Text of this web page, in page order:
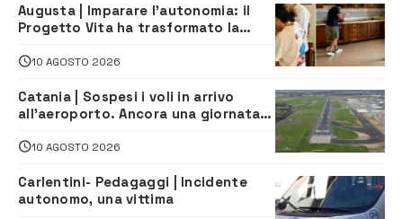
Augusta | Imparare l’autonomia: il
Progetto Vita ha trasformato la
indipendenza
10 AGOSTO 2026
Catania | Sospesi i voli in arrivo
all’aeroporto. Ancora una giornata
10 AGOSTO 2026
Carlentini- Pedagaggi | Incidente
autonomo, una vittima